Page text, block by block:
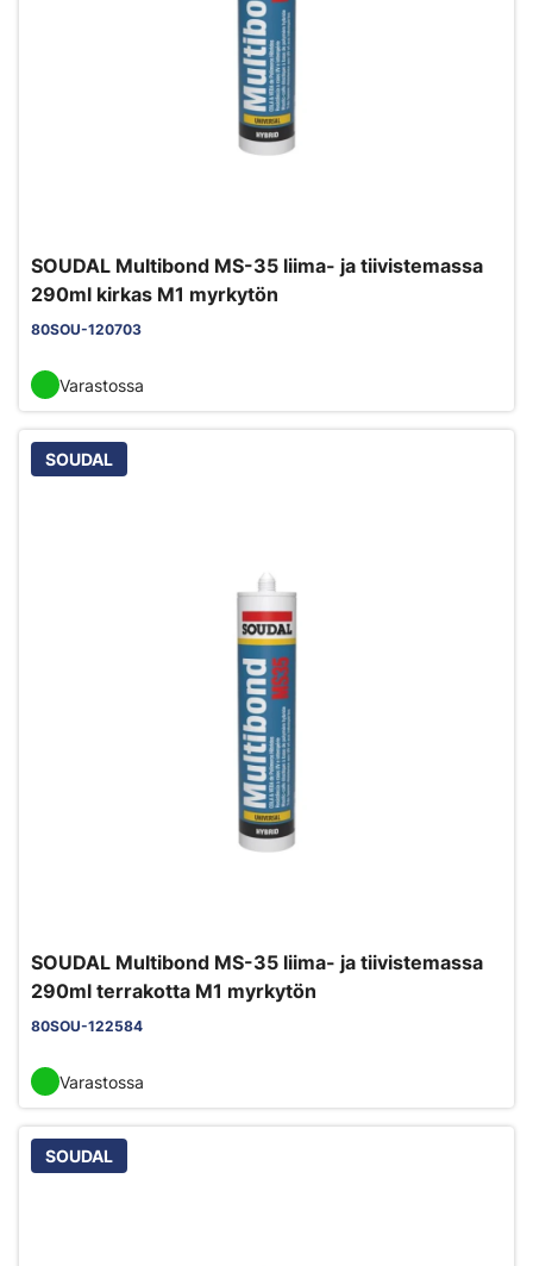
SOUDAL Multibond MS-35 liima- ja tiivistemassa
290ml kirkas M1 myrkytön
80SOU-120703
Varastossa
SOUDAL
SOUDAL Multibond MS-35 liima- ja tiivistemassa
290ml terrakotta M1 myrkytön
80SOU-122584
Varastossa
SOUDAL